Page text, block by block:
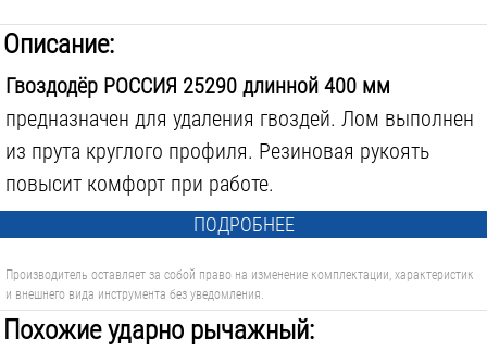
Описание:
Гвоздодёр РОССИЯ 25290 длинной 400 мм
предназначен для удаления гвоздей. Лом выполнен
из прута круглого профиля. Резиновая рукоять
повысит комфорт при работе.
ПОДРОБНЕЕ
Производитель оставляет за собой право на изменение комплектации, характеристик
и внешнего вида инструмента без уведомления.
Похожие ударно рычажный: